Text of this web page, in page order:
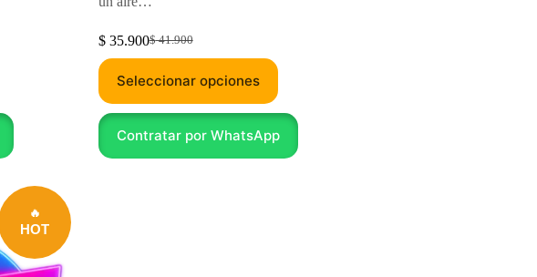
$41.900
$35.900
Seleccionar opciones
Contratar por WhatsApp